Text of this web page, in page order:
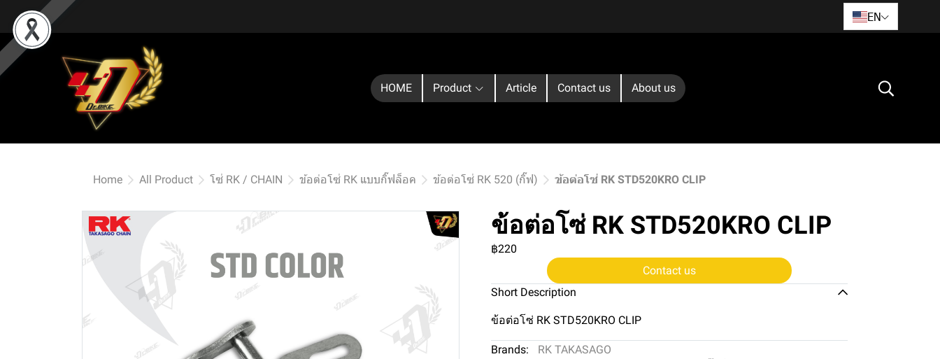
EN
HOME Product Article Contact us About us
Home All Product โซ่ RK / CHAIN ข้อต่อโซ่ RK แบบกิ๊ฟล็อค ข้อต่อโซ่ RK 520 (กิ๊ฟ) ข้อต่อโซ่ RK STD520KRO CLIP
ข้อต่อโซ่ RK STD520KRO CLIP
฿220
Contact us
Short Description
ข้อต่อโซ่ RK STD520KRO CLIP
Brands:
RK TAKASAGO